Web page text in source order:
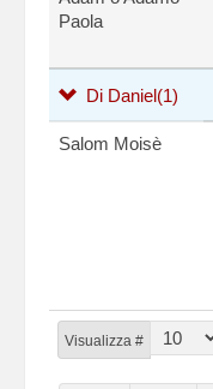
Visualizza #
Paola
Di Daniel(1)
Salom Moisè